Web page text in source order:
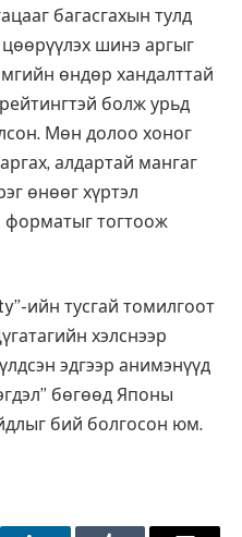
багасгахын тулд
шинэ аргыг
өндөр хандалттай
болж урьд
Мөн долоо хоног
алдартай мангаг
өнөөг хүртэл
форматыг тогтоож
ийн тусгай томилгоот
хэлснээр
эдгээр анимэнүүд
бөгөөд Японы
бий болгосон юм.